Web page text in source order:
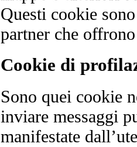
Questi cookie
partner che
Cookie di
Sono quei cookie
inviare messaggi
manifestate